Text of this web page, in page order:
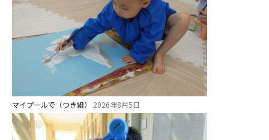
マイプールで（つき組） 2026年8月5日